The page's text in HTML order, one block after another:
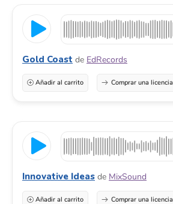
Gold Coast de EdRecords
Añadir al carrito Comprar una licencia
Innovative Ideas de MixSound
Añadir al carrito Comprar una licencia